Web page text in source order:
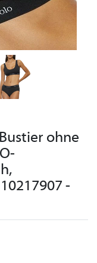
ohne
-